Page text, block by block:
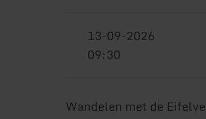
13-09-2026
09:30
Wandelen met de